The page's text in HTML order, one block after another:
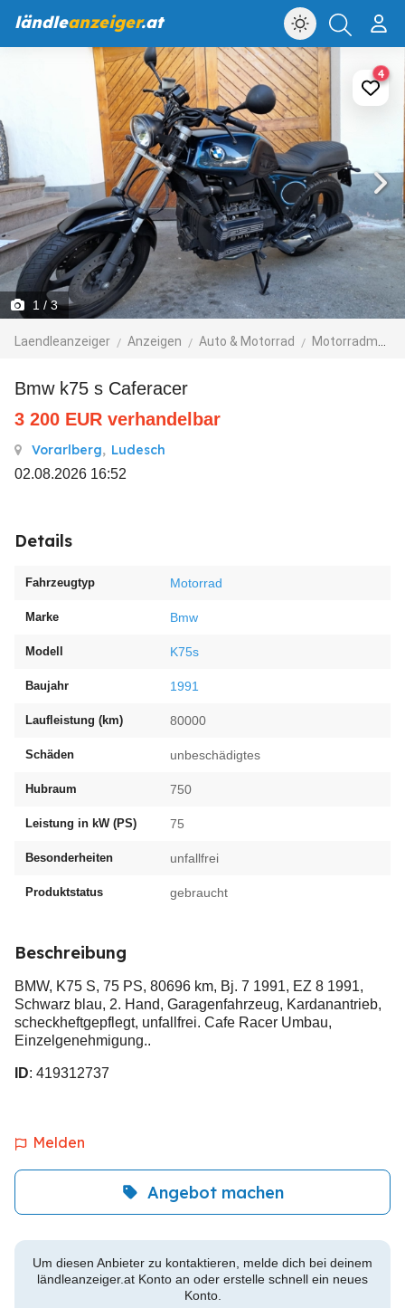
ländleanzeiger.at
1 / 3
Laendleanzeiger Anzeigen Auto & Motorrad Motorradmarkt
4
Bmw k75 s Caferacer
3 200 EUR verhandelbar
Vorarlberg, Ludesch
02.08.2026 16:52
Details
Fahrzeugtyp Motorrad
Marke Bmw
Modell K75s
Baujahr 1991
Laufleistung (km) 80000
Schäden unbeschädigtes
Hubraum 750
Leistung in kW (PS) 75
Besonderheiten unfallfrei
Produktstatus gebraucht
Beschreibung
BMW, K75 S, 75 PS, 80696 km, Bj. 7 1991, EZ 8 1991,
Schwarz blau, 2. Hand, Garagenfahrzeug, Kardanantrieb,
scheckheftgepflegt, unfallfrei. Cafe Racer Umbau,
Einzelgenehmigung..
ID: 419312737
Melden
Angebot machen
Um diesen Anbieter zu kontaktieren, melde dich bei deinem
ländleanzeiger.at Konto an oder erstelle schnell ein neues
Konto.